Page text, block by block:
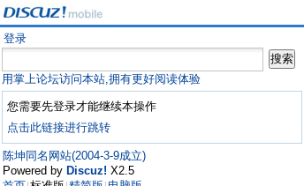
登录
用掌上论坛访问本站,拥有更好阅读体验
您需要先登录才能继续本操作
点击此链接进行跳转
陈坤同名网站(2004-3-9成立)
Powered by Discuz! X2.5